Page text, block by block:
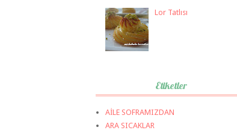
Lor Tatlısı
Etiketler
AİLE SOFRAMIZDAN
ARA SICAKLAR